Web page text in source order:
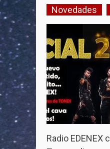
Novedades
Radio EDENEX